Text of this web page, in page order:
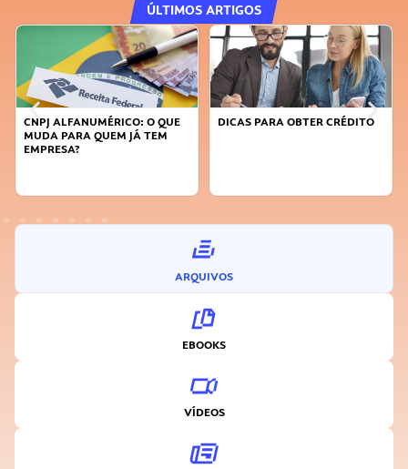
ÚLTIMOS ARTIGOS
DICAS PARA OBTER CRÉDITO
FAÇA A DIFERENÇA: SEJA
ARQUIVOS
EBOOKS
VÍDEOS